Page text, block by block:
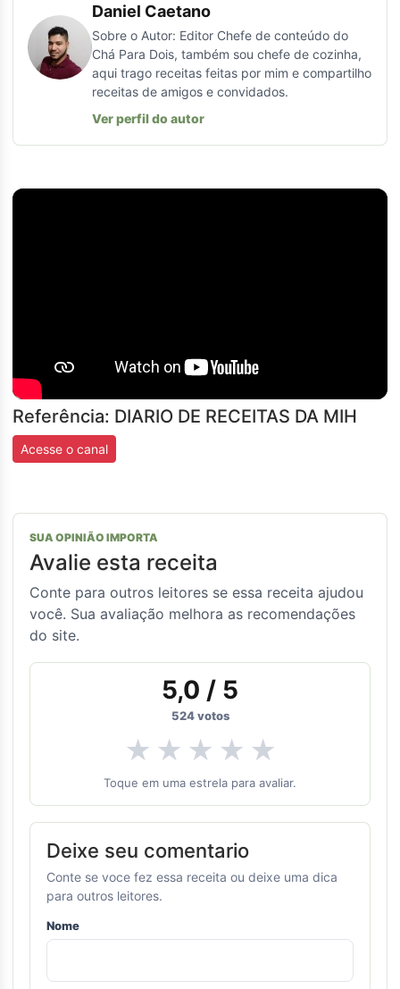
Daniel Caetano
Sobre o Autor: Editor Chefe de conteúdo do
Chá Para Dois, também sou chefe de cozinha,
aqui trago receitas feitas por mim e compartilho
receitas de amigos e convidados.
Ver perfil do autor
Referência: DIARIO DE RECEITAS DA MIH
Acesse o canal
SUA OPINIÃO IMPORTA
Avalie esta receita
Conte para outros leitores se essa receita ajudou
você. Sua avaliação melhora as recomendações
do site.
5,0 / 5
524votos
★ ★ ★ ★ ★
Toque em uma estrela para avaliar.
Deixe seu comentario
Conte se voce fez essa receita ou deixe uma dica
para outros leitores.
Nome